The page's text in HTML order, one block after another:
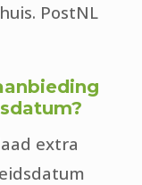
PostNL
extra